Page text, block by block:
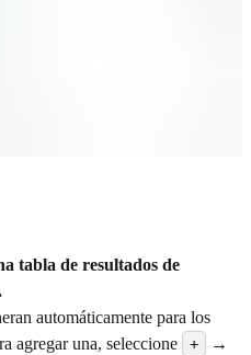
tabla de resultados de
automáticamente para los
agregar una, seleccione
+ →